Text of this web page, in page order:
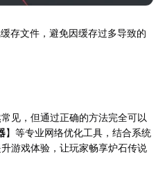
存文件，避免因缓存过多导致的
见，但通过正确的方法完全可以
】等专业网络优化工具，结合系统
游戏体验，让玩家畅享炉石传说